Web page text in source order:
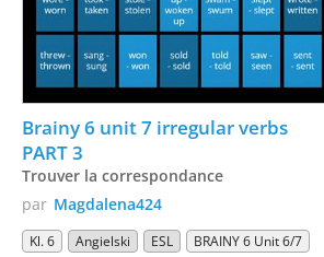
Brainy 6 unit 7 irregular verbs
PART 3
Trouver la correspondance
par Magdalena424
Kl. 6 Angielski ESL BRAINY 6 Unit 6/7